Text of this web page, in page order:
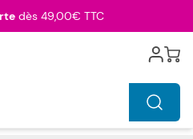
dès 49,00€ TTC
Cart